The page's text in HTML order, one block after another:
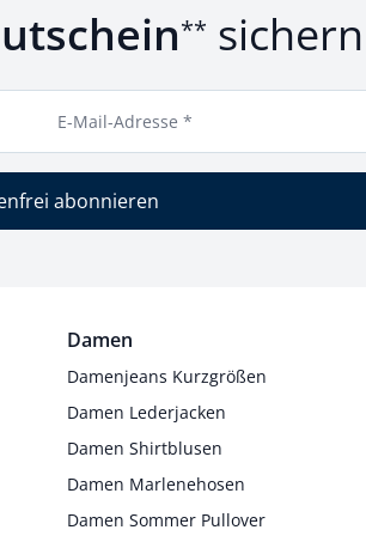
** sichern
E-Mail-Adresse *
abonnieren
Damen
Damenjeans Kurzgrößen
Damen Lederjacken
Damen Shirtblusen
Damen Marlenehosen
Damen Sommer Pullover